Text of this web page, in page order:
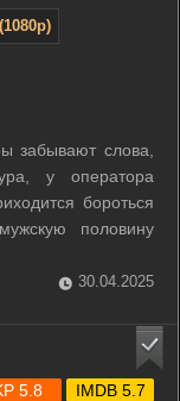
забывают слова,
у оператора
бороться
половину
вопрос: когда,
30.04.2025
5.8 IMDB 5.7